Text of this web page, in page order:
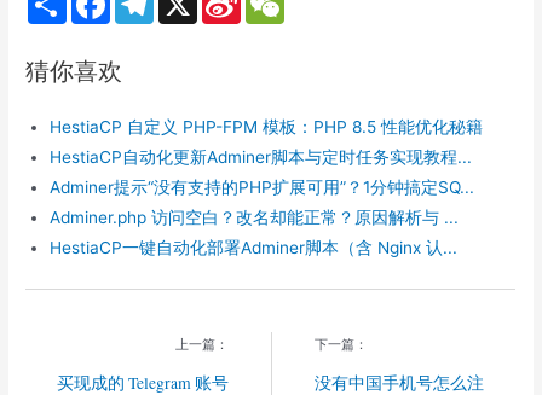
h
e
b
k
m
b
o
猜你喜欢
HestiaCP 自定义 PHP-FPM 模板：PHP 8.5 性能优化秘籍
HestiaCP自动化更新Adminer脚本与定时任务实现教程...
Adminer提示“没有支持的PHP扩展可用”？1分钟搞定SQ...
Adminer.php 访问空白？改名却能正常？原因解析与 ...
HestiaCP一键自动化部署Adminer脚本（含 Nginx 认...
上一篇：
买现成的 Telegram 账号
下一篇：
没有中国手机号怎么注